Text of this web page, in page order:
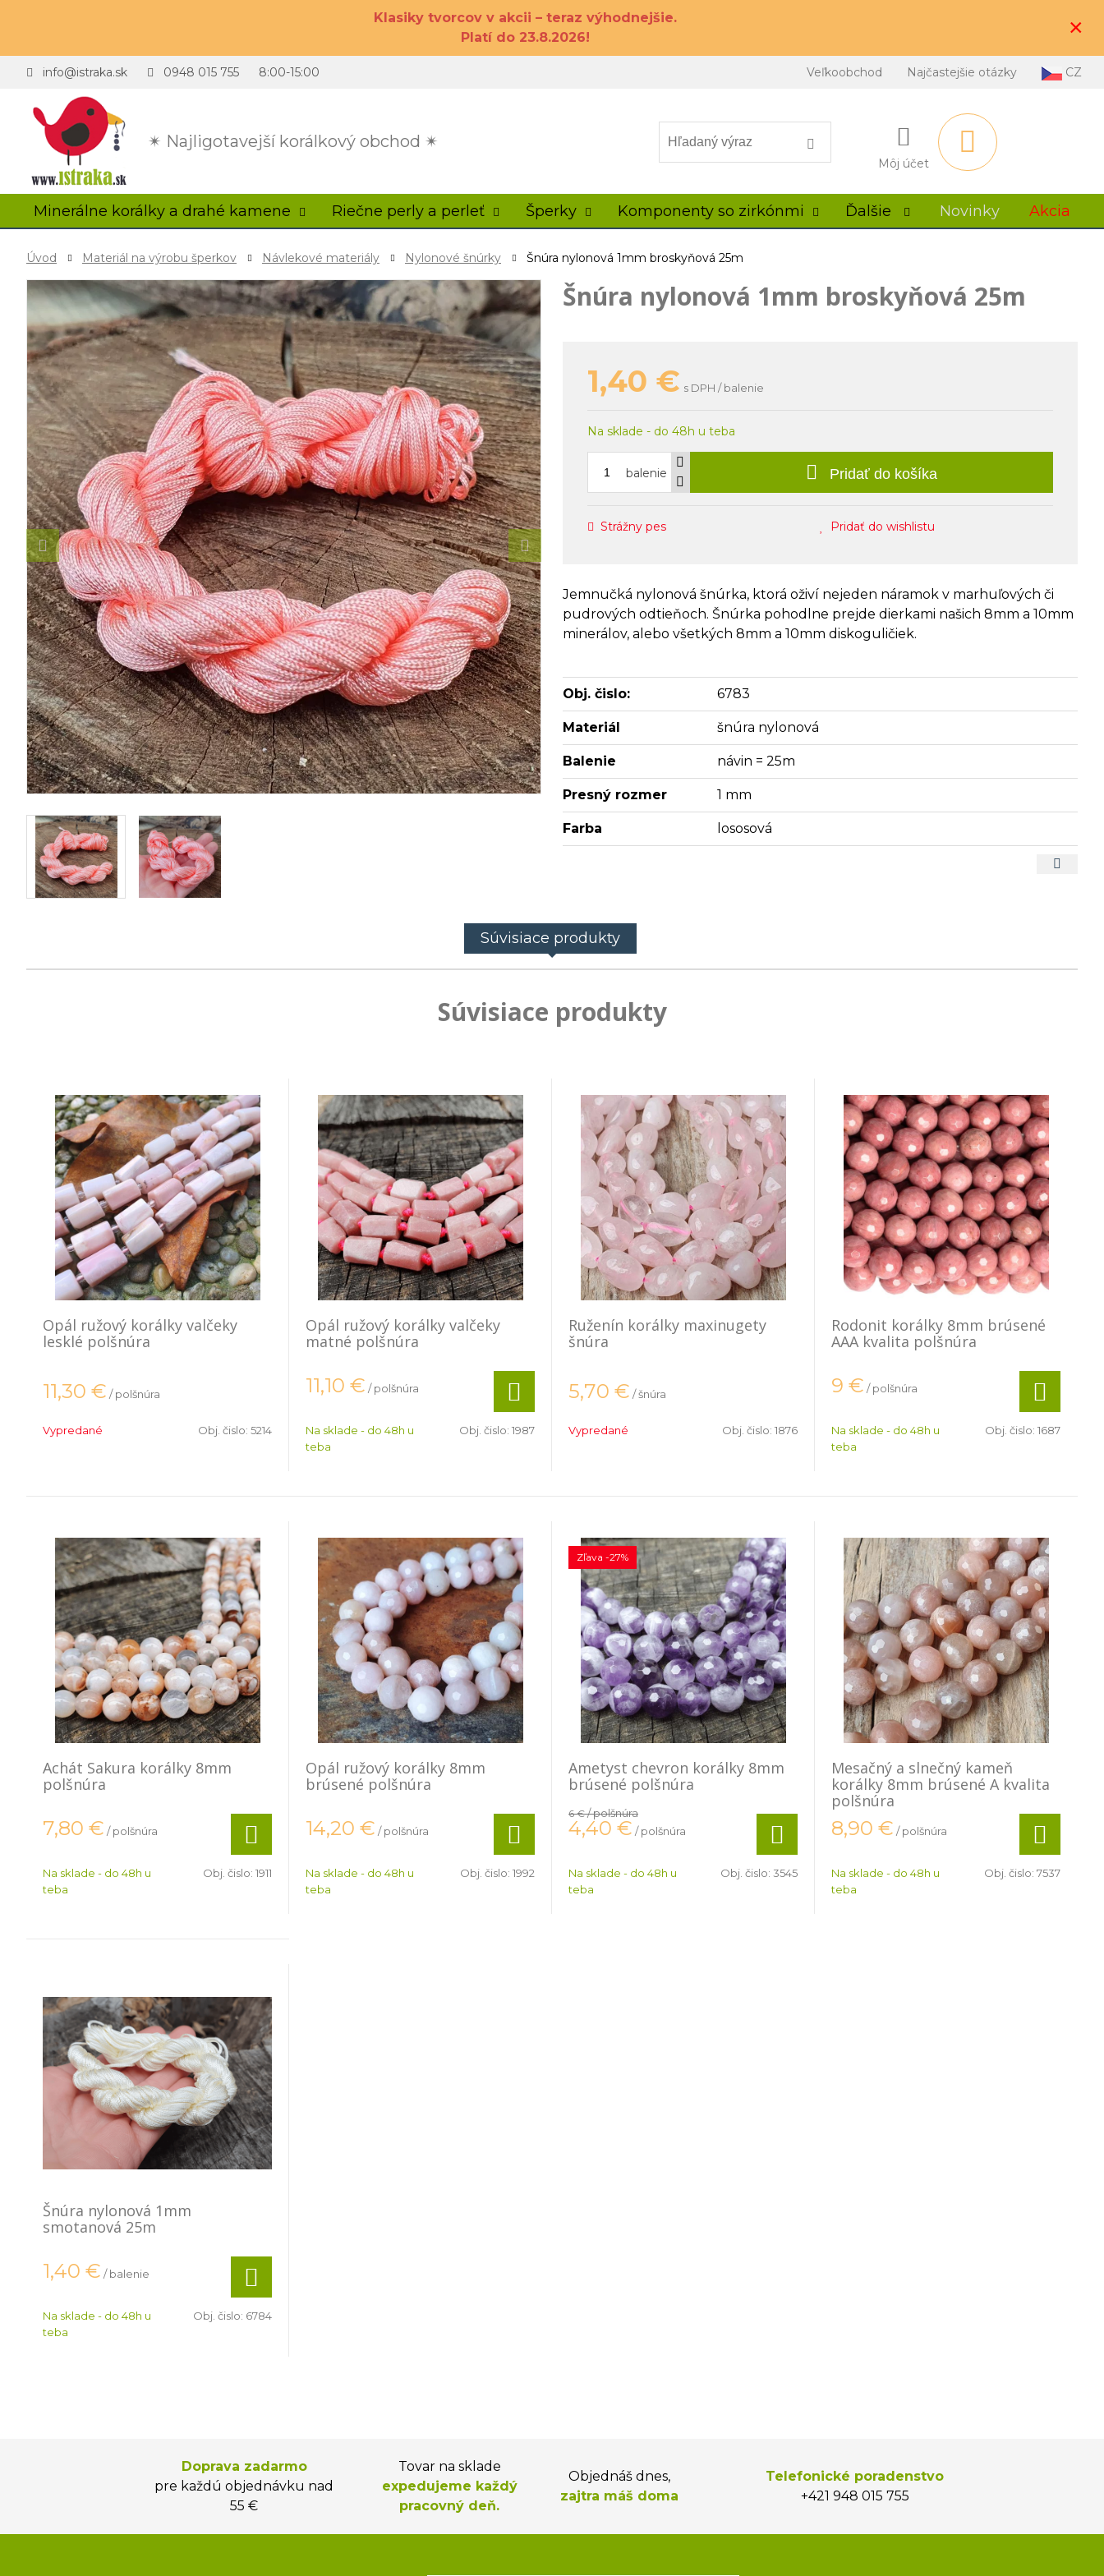
Klasiky tvorcov v akcii – teraz výhodnejšie.
Platí do 23.8.2026!
×
✴ Najligotavejší korálkový obchod ✴
info@istraka.sk 0948 015 755 8:00-15:00 Veľkoobchod Najčastejšie otázky CZ
Môj účet
Minerálne korálky a drahé kamene Riečne perly a perleť Šperky Komponenty so zirkónmi Ďalšie Novinky Akcia
Úvod Materiál na výrobu šperkov Návlekové materiály Nylonové šnúrky Šnúra nylonová 1mm broskyňová 25m
Šnúra nylonová 1mm broskyňová 25m
1,40 € s DPH / balenie
Na sklade - do 48h u teba
balenie Pridať do košíka
Strážny pes Pridať do wishlistu
Jemnučká nylonová šnúrka, ktorá oživí nejeden náramok v marhuľových či
pudrových odtieňoch. Šnúrka pohodlne prejde dierkami našich 8mm a 10mm
minerálov, alebo všetkých 8mm a 10mm diskoguličiek.
Obj. čislo: 6783
Materiál šnúra nylonová
Balenie návin = 25m
Presný rozmer 1 mm
Farba lososová
Súvisiace produkty
Súvisiace produkty
Opál ružový korálky valčeky
lesklé polšnúra
11,30 € / polšnúra
Vypredané Obj. čislo: 5214
Opál ružový korálky valčeky
matné polšnúra
11,10 € / polšnúra
Na sklade - do 48h u
teba
Obj. čislo: 1987
Ruženín korálky maxinugety
šnúra
5,70 € / šnúra
Vypredané Obj. čislo: 1876
Rodonit korálky 8mm brúsené
AAA kvalita polšnúra
9 € / polšnúra
Na sklade - do 48h u
teba
Obj. čislo: 1687
Achát Sakura korálky 8mm
polšnúra
7,80 € / polšnúra
Na sklade - do 48h u
teba
Obj. čislo: 1911
Opál ružový korálky 8mm
brúsené polšnúra
14,20 € / polšnúra
Na sklade - do 48h u
teba
Obj. čislo: 1992
Ametyst chevron korálky 8mm
brúsené polšnúra
Zľava -27%
6 €/ polšnúra
4,40 € / polšnúra
Na sklade - do 48h u
teba
Obj. čislo: 3545
Mesačný a slnečný kameň
korálky 8mm brúsené A kvalita
polšnúra
8,90 € / polšnúra
Na sklade - do 48h u
teba
Obj. čislo: 7537
Šnúra nylonová 1mm
smotanová 25m
1,40 € / balenie
Na sklade - do 48h u
teba
Obj. čislo: 6784
Doprava zadarmo
pre každú objednávku nad
55 €
Tovar na sklade
expedujeme každý
pracovný deň.
Objednáš dnes,
zajtra máš doma
Telefonické poradenstvo
+421 948 015 755